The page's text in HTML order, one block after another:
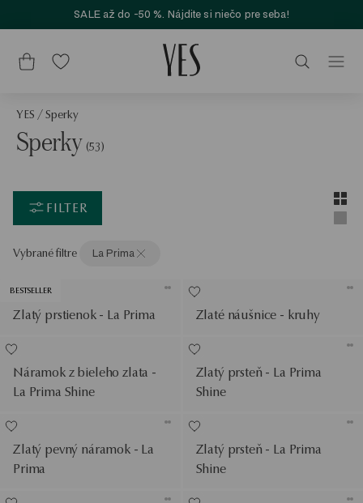
SALE až do -50 %. Nájdite si niečo pre seba!
YES /Sperky
Sperky (53)
FILTER
Vybrané filtre La Prima
BESTSELLER
Zlatý prstienok - La Prima Zlaté náušnice - kruhy
Náramok z bieleho zlata -
La Prima Shine
Zlatý prsteň - La Prima
Shine
Zlatý pevný náramok - La
Prima
Zlatý prsteň - La Prima
Shine